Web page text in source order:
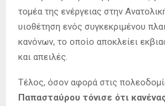
τομέα της ενέργειας στην
υιοθέτηση ενός συγκεκριμένου
κανόνων, το οποίο αποκλείει
και απειλές.
Τέλος, όσον αφορά στις
Παπασταύρου τόνισε ότι